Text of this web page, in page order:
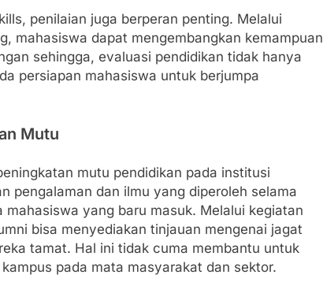
penilaian juga berperan penting. Melalui
mahasiswa dapat mengembangkan kemampuan
sehingga, evaluasi pendidikan tidak hanya
persiapan mahasiswa untuk berjumpa
Mutu
mutu pendidikan pada institusi
pengalaman dan ilmu yang diperoleh selama
yang baru masuk. Melalui kegiatan
bisa menyediakan tinjauan mengenai jagat
tamat. Hal ini tidak cuma membantu untuk
pada mata masyarakat dan sektor.